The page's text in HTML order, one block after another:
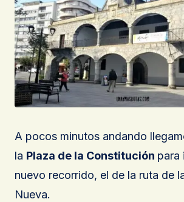
A pocos minutos andando
la Plaza de la Constitución para
nuevo recorrido, el de la ruta de
Nueva.